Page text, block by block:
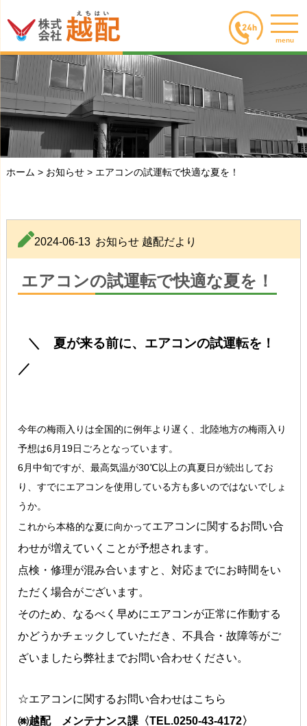
menu
ホーム > お知らせ> エアコンの試運転で快適な夏を！
2024-06-13 お知らせ 越配だより
エアコンの試運転で快適な夏を！
＼ 夏が来る前に、エアコンの試運転を！
／
今年の梅雨入りは全国的に例年より遅く、北陸地方の梅雨入り
予想は6月19日ごろとなっています。
6月中旬ですが、最高気温が30℃以上の真夏日が続出してお
り、すでにエアコンを使用している方も多いのではないでしょ
うか。
これから本格的な夏に向かってエアコンに関するお問い合
わせが増えていくことが予想されます。
点検・修理が混み合いますと、対応までにお時間をい
ただく場合がございます。
そのため、なるべく早めにエアコンが正常に作動する
かどうかチェックしていただき、不具合・故障等がご
ざいましたら弊社までお問い合わせください。
☆エアコンに関するお問い合わせはこちら
㈱越配 メンテナンス課〈TEL.0250-43-4172〉